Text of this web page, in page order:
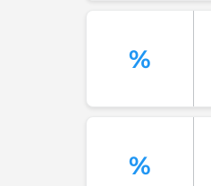
%
%